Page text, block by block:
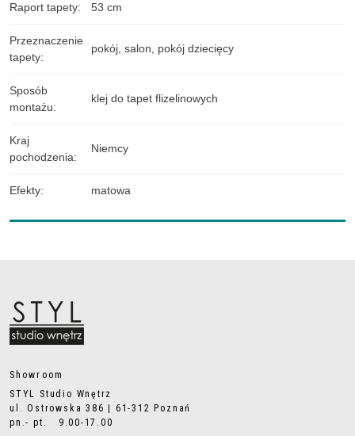
Raport tapety: 53 cm
Przeznaczenie
tapety:
pokój salon pokój dziecięcy
Sposób
montażu:
klej do tapet flizelinowych
Kraj
pochodzenia:
Niemcy
Efekty: matowa
Showroom
STYL Studio Wnętrz
ul. Ostrowska 386 | 61-312 Poznań
pn.- pt. 9.00-17.00